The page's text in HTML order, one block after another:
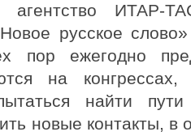
агентство ИТАР-
русское
пор ежегодно
на
найти
новые контакты,